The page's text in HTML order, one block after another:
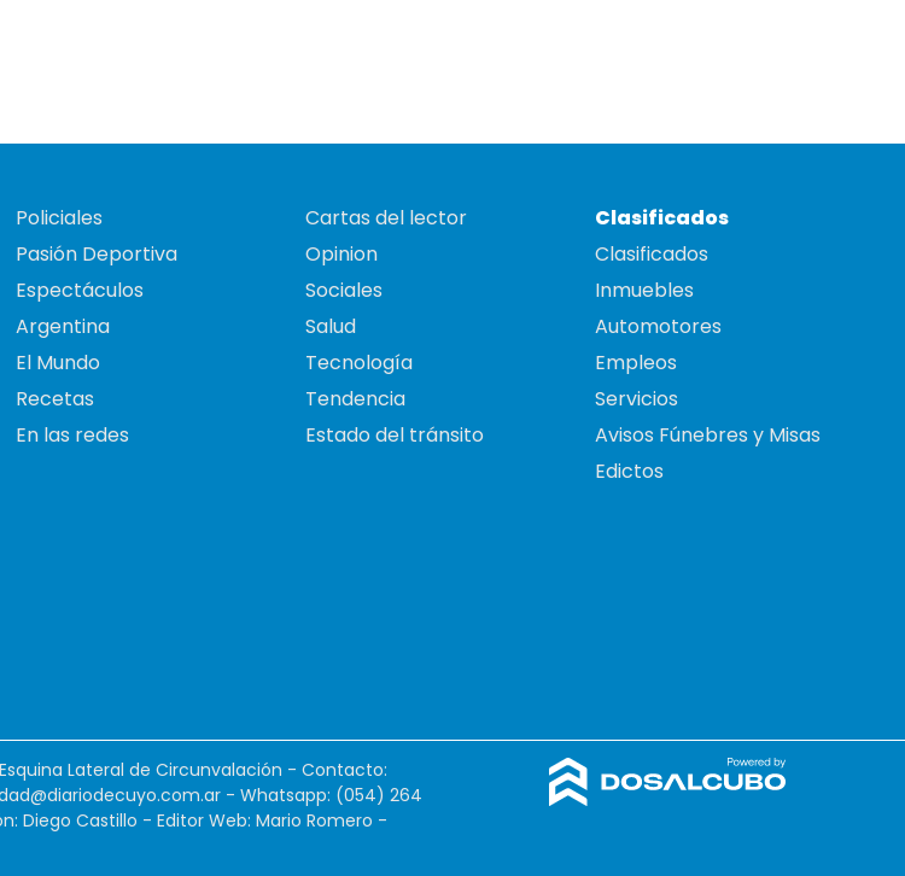
Policiales
Pasión Deportiva
Espectáculos
Argentina
El Mundo
Recetas
En las redes
Cartas del lector
Opinion
Sociales
Salud
Tecnología
Tendencia
Estado del tránsito
Clasificados
Clasificados
Inmuebles
Automotores
Empleos
Servicios
Avisos Fúnebres y Misas
Edictos
Lateral de Circunvalación - Contacto:
- Whatsapp: (054) 264
Diego Castillo - Editor Web: Mario Romero -